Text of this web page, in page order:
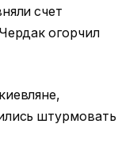
счет
огорчил
штурмовать